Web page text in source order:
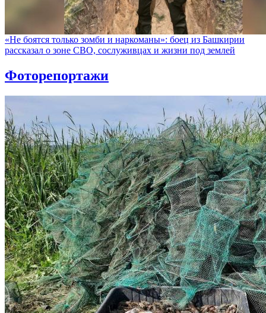
«Не боятся только зомби и наркоманы»: боец из Башкирии
рассказал о зоне СВО, сослуживцах и жизни под землей
Фоторепортажи